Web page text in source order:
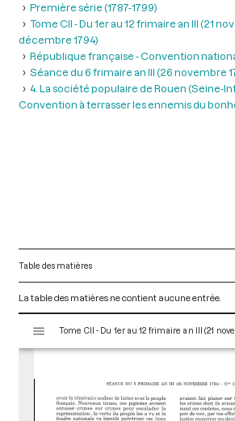
Première série (1787-1799)
Tome CII - Du 1er au 12 frimaire an III (21
décembre 1794)
République française - Convention
Séance du 6 frimaire an III (26 novembre
4. La société populaire de Rouen (Seine-
Convention à terrasser les ennemis du
Table des matières
La table des matières ne contient aucune entrée.
s